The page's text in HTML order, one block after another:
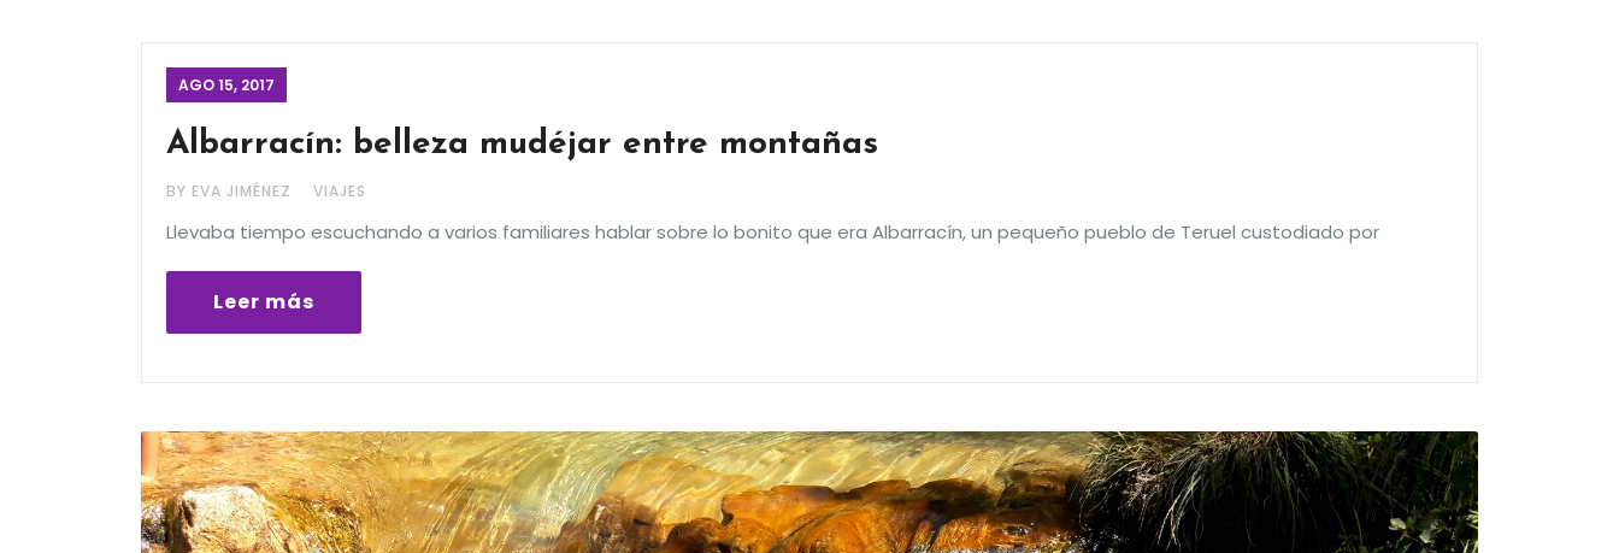
AGO 15, 2017
Albarracín: belleza mudéjar entre montañas
BY EVA JIMÉNEZ VIAJES
Llevaba tiempo escuchando a varios familiares hablar sobre lo bonito que era Albarracín, un pequeño pueblo de Teruel custodiado por
Leer más